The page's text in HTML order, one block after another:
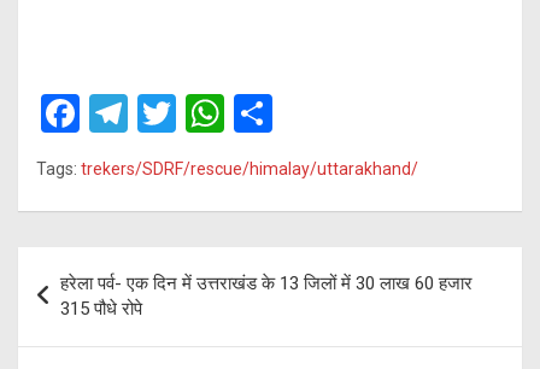
F
a
ce
o
o
k
T
el
e
a
m
T
wi
tt
W
at
A
p
h
ar
Tags: trekers/SDRF/rescue/himalay/uttarakhand/
Post
navigation
हरेला पर्व- एक दिन में उत्तराखंड के 13 जिलों में 30 लाख 60 हजार
315 पौधे रोपे